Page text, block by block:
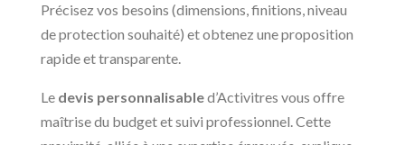
Précisez vos besoins (dimensions, finitions, niveau
de protection souhaité) et obtenez une proposition
rapide et transparente.
Le devis personnalisabled’Activitres vous offre
maîtrise du budget et suivi professionnel. Cette